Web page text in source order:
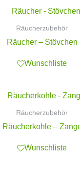
Räucherzubehör
Räucher – Stövchen
Wunschliste
Räucherzubehör
Räucherkohle –
Wunschliste